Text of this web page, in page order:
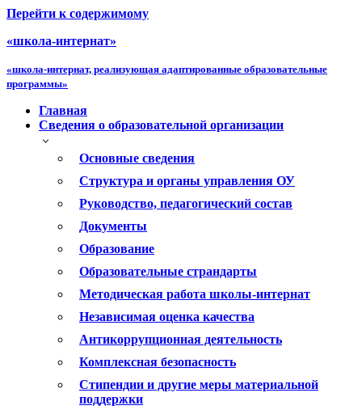
Перейти к содержимому
«школа-интернат»
«школа-интернат, реализующая адаптированные образовательные
программы»
Главная
Сведения о образовательной организации
Основные сведения
Структура и органы управления ОУ
Руководство, педагогический состав
Документы
Образование
Образовательные страндарты
Методическая работа школы-интернат
Независимая оценка качества
Антикоррупционная деятельность
Комплексная безопасность
Стипендии и другие меры материальной
поддержки